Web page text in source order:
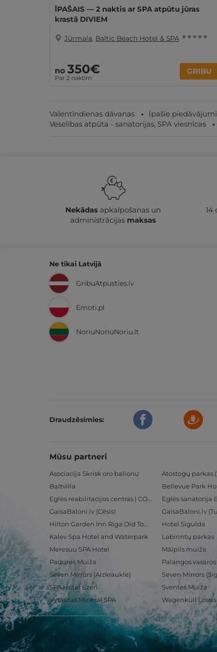
ĪPAŠAIS — 2 naktis ar SPA atpūtu jūras
krastā DIVIEM
Jūrmala, Baltic Beach Hotel & SPA ★ ★ ★ ★ ★
no 350€
Par 2 naktīm
GRIBU
Valentīndienas dāvanas Īpašie piedāvājumi
Veselības atpūta - sanatorijas, SPA viesnīcas
Nekādasapkalpošanas un
administrācijas maksas
14
Ne tikai Latvijā
GribuAtpusties.lv
Emoti.pl
NoriuNoriuNoriu.lt
Draudzēsimies:
Mūsu partneri
Asociacija Skrisk oro balionu Atostogų parkas
Baltvilla
Bellevue Park
Eglės reabilitacijos centras | CORE
Eglės sanatorija
GaisaBaloni.lv (Cēsis)
GaisaBaloni.lv
Hilton Garden Inn Riga Old Town
Hotel Sigulda
Kalev Spa Hotel and Waterpark
Labirintų parkas
Meresuu SPA Hotel
Mālpils muiža
Padures Muiža
Palangos
Seven Mirrors (Aizkraukle)
Seven Mirrors
SPA Hotel Ezeri
Sventes Muiža
Vytautas Mineral SPA
Wagenküll